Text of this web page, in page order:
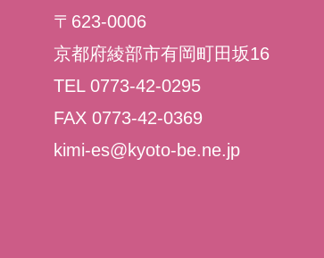
〒623-0006
京都府綾部市有岡町田坂16
TEL 0773-42-0295
FAX 0773-42-0369
kimi-es@kyoto-be.ne.jp